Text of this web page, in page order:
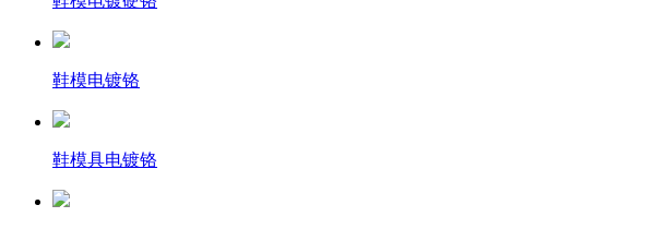
鞋模电镀铬
鞋模具电镀铬